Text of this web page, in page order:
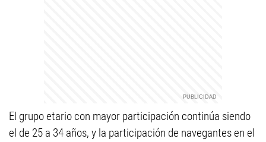
El grupo etario con mayor participación continúa siendo
el de 25 a 34 años, y la participación de navegantes en el